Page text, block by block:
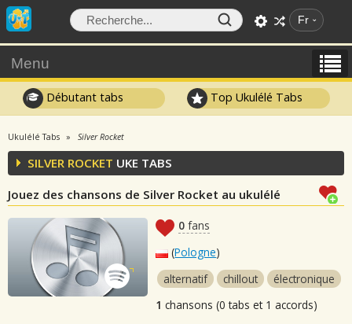
Fr
Menu
Débutant tabs Top Ukulélé Tabs
Ukulélé Tabs Silver Rocket
SILVER ROCKET UKE TABS
Jouez des chansons de Silver Rocket au ukulélé
0 fans
(Pologne)
alternatif
chillout
électronique
1 chansons (0 tabs et 1 accords)